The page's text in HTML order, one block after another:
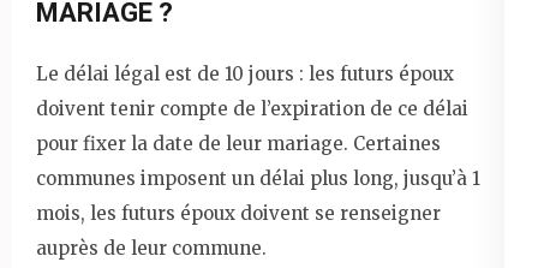
MARIAGE ?
Le délai légal est de 10 jours : les futurs époux
doivent tenir compte de l’expiration de ce délai
pour fixer la date de leur mariage. Certaines
communes imposent un délai plus long, jusqu’à 1
mois, les futurs époux doivent se renseigner
auprès de leur commune.